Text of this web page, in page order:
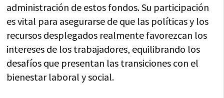
administración de estos fondos. Su participación
es vital para asegurarse de que las políticas y los
recursos desplegados realmente favorezcan los
intereses de los trabajadores, equilibrando los
desafíos que presentan las transiciones con el
bienestar laboral y social.